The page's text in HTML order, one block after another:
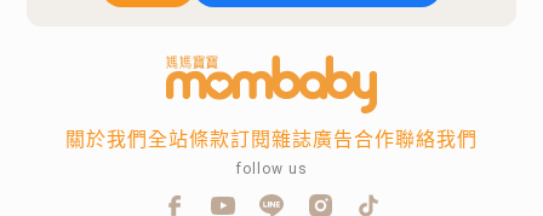
關於我們全站條款訂閱雜誌廣告合作聯絡我們
follow us